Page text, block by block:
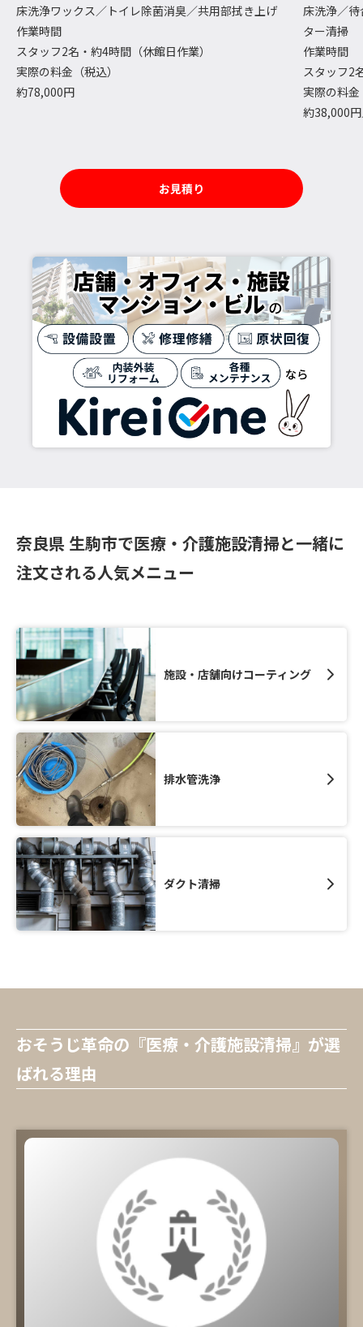
床洗浄ワックス／トイレ除菌消臭／共用部拭き上げ
作業時間
スタッフ2名・約4時間（休館日作業）
実際の料金（税込）
約78,000円
床洗浄／
ター清掃
作業時間
スタッフ2
実際の料
約38,000
お見積り
奈良県 生駒市で医療・介護施設清掃と一緒に
注文される人気メニュー
施設・店舗向けコーティング
排水管洗浄
ダクト清掃
おそうじ革命の『医療・介護施設清掃』が選
ばれる理由